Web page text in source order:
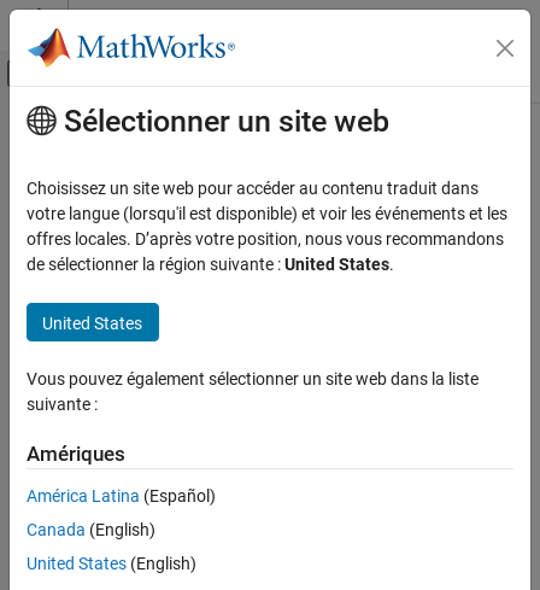
Passer au contenu
Activer/désactiver l'affichage du menu
Accueil de la documentation
Contenu principal
How useful was this information?
Sélectionner un site web
Choisissez un site web pour accéder au contenu traduit dans
votre langue (lorsqu'il est disponible) et voir les événements et les
offres locales. D’après votre position, nous vous recommandons
de sélectionner la région suivante :United States.
United States
Vous pouvez également sélectionner un site web dans la liste
suivante :
Amériques
América Latina (Español)
Canada (English)
United States (English)